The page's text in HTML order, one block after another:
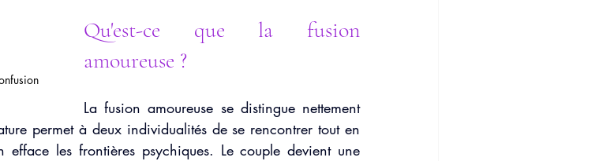
Qu'est-ce que la fusion
amoureuse ?
La fusion amoureuse se distingue nettement
permet à deux individualités de se rencontrer tout en
efface les frontières psychiques. Le couple devient une